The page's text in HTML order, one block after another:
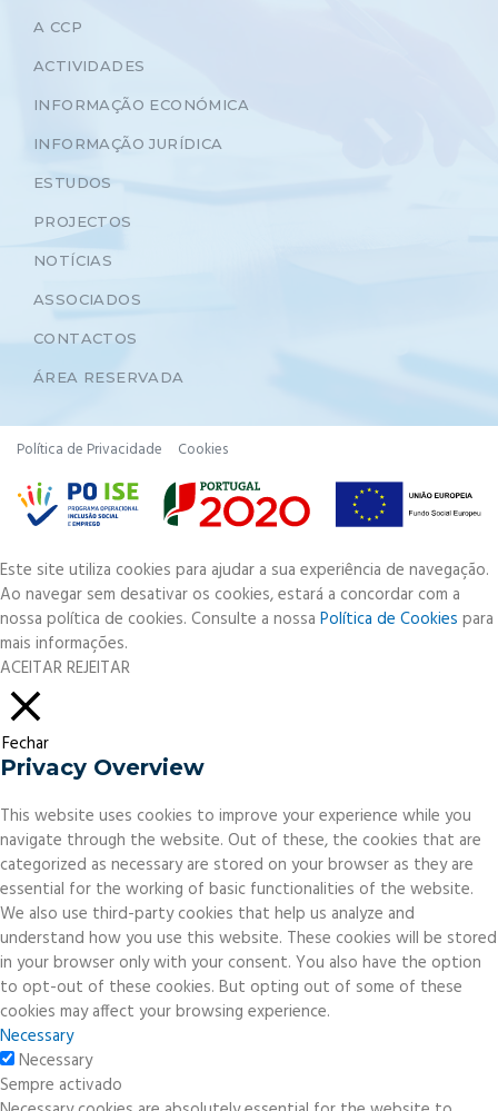
A CCP
ACTIVIDADES
INFORMAÇÃO ECONÓMICA
INFORMAÇÃO JURÍDICA
ESTUDOS
PROJECTOS
NOTÍCIAS
ASSOCIADOS
CONTACTOS
ÁREA RESERVADA
Política de Privacidade Cookies
Este site utiliza cookies para ajudar a sua experiência de navegação.
Ao navegar sem desativar os cookies, estará a concordar com a
nossa política de cookies. Consulte a nossa Política de Cookies para
mais informações.
ACEITARREJEITAR
Fechar
Privacy Overview
This website uses cookies to improve your experience while you
navigate through the website. Out of these, the cookies that are
categorized as necessary are stored on your browser as they are
essential for the working of basic functionalities of the website.
We also use third-party cookies that help us analyze and
understand how you use this website. These cookies will be stored
in your browser only with your consent. You also have the option
to opt-out of these cookies. But opting out of some of these
cookies may affect your browsing experience.
Necessary
Necessary
Sempre activado